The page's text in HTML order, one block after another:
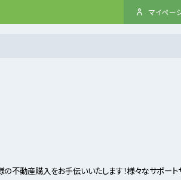
マイペー
不動産購入をお手伝いいたします！様々なサポート